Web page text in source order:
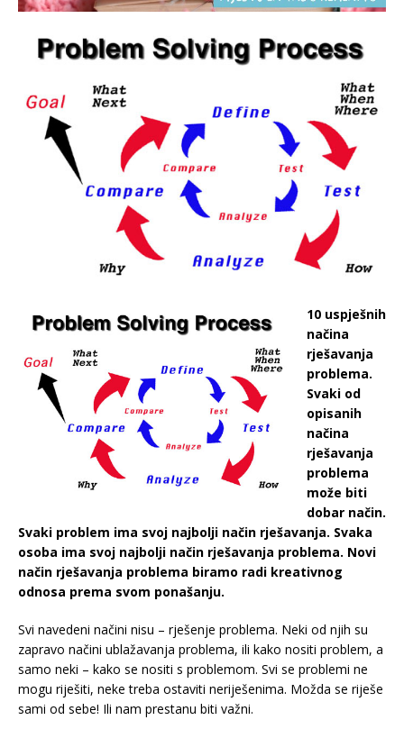
10 uspješnih
načina
rješavanja
problema.
Svaki od
opisanih
načina
rješavanja
problema
može biti
dobar način.
Svaki problem ima svoj najbolji način rješavanja. Svaka
osoba ima svoj najbolji način rješavanja problema. Novi
način rješavanja problema biramo radi kreativnog
odnosa prema svom ponašanju.
Svi navedeni načini nisu – rješenje problema. Neki od njih su
zapravo načini ublažavanja problema, ili kako nositi problem, a
samo neki – kako se nositi s problemom. Svi se problemi ne
mogu riješiti, neke treba ostaviti neriješenima. Možda se riješe
sami od sebe! Ili nam prestanu biti važni.